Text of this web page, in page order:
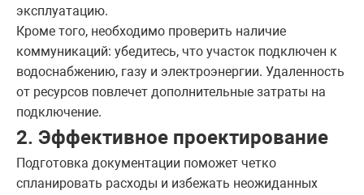
эксплуатацию.
Кроме того, необходимо проверить наличие
коммуникаций: убедитесь, что участок подключен к
водоснабжению, газу и электроэнергии. Удаленность
от ресурсов повлечет дополнительные затраты на
подключение.
2. Эффективное проектирование
Подготовка документации поможет четко
спланировать расходы и избежать неожиданных